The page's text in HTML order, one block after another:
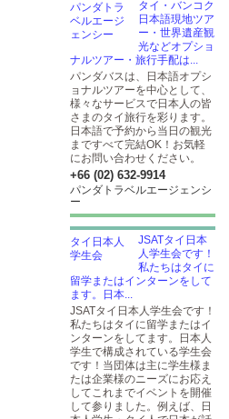
タイ・バンコク
日本語現地ツア
ー・世界遺産観
光などオプショ
ナルツアー・旅行手配は...
パンダバスは、日本語オプシ
ョナルツアーを中心として、
様々なサービスで日本人の皆
さまのタイ旅行を彩ります。
日本語で予約から当日の観光
まですべて完結OK！お気軽
にお問い合わせください。
+66 (02) 632-9914
パンダトラベルエージェンシ
ー
JSATタイ日本
人学生会です！
私たちはタイに
留学またはインターンをして
ます。日本...
JSATタイ日本人学生会です！
私たちはタイに留学またはイ
ンターンをしてます。日本人
学生で構成されている学生会
です！当団体は主に学生様ま
たは企業様のニーズにお応え
してこれまでイベントを開催
して参りました。例えば、日